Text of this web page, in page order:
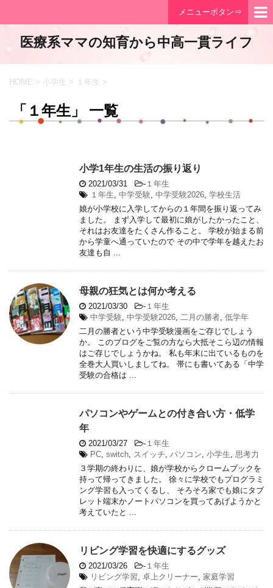
メニューボタン⇒
医療系ママの知育から中高一貫ライフ
HOME > 小学生 > １年生 >
「１年生」 一覧
小学1年生の生活の振り返り
2021/03/31 - １年生
１年生, 中学受験, 中学受験2026, 学校生活
娘が小学校に入学してからの１年間を振り返ってみ
ました。 まず入学して最初に娘がしたかったこと、
それはお友達をたくさん作ること。 学校が始まる前
から学童へ通っていたので その中で学年を越えたお
友達も自 ...
母親の狂気とは何か考える
2021/03/30 - １年生
中学受験, 中学受験2026, 二月の勝者, 低学年
二月の勝者という中学受験漫画をご存じでしょう
か。 このブログをご覧の方なら大抵そこら辺の情報
はご存じでしょうかね。 私も年末に出ているものを
全巻大人買いしましてね。 帯にも書いてある「中学
受験の合格は ...
パソコンやゲームとの付き合い方・低学
年
2021/03/27 - １年生
PC, switch, スイッチ, パソコン, 小学生, 思考力
３学期の終わりに、娘が学校からクロームブックを
持って帰ってきました。 徐々に学校でもプログラミ
ング学習も入ってくるし、 そろそろ家でも娘にタブ
レット端末かノートパソコンを買ってあげようかと
考えていたと ...
リビング学習を快適にするグッズ
2021/03/26 - １年生
リビング学習, 卓上クリーナー, 家庭学習